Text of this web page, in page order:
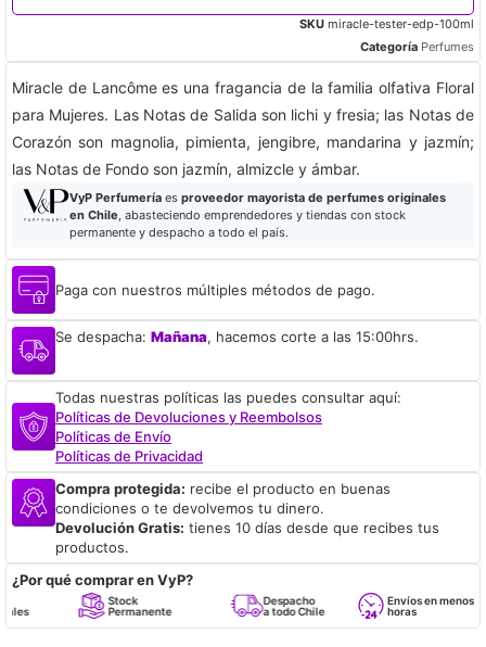
SKU miracle-tester-edp-100ml
Categoría Perfumes
Miracle de Lancôme es una fragancia de la familia olfativa Floral
para Mujeres. Las Notas de Salida son lichi y fresia; las Notas de
Corazón son magnolia, pimienta, jengibre, mandarina y jazmín;
las Notas de Fondo son jazmín, almizcle y ámbar.
VyP Perfumeríaes proveedor mayorista de perfumes originales
en Chile, abasteciendo emprendedores y tiendas con stock
permanente y despacho a todo el país.
Paga con nuestros múltiples métodos de pago.
Se despacha: Mañana, hacemos corte a las 15:00hrs.
Todas nuestras políticas las puedes consultar aquí:
Políticas de Devoluciones y Reembolsos
Políticas de Envío
Políticas de Privacidad
Compra protegida: recibe el producto en buenas
condiciones o te devolvemos tu dinero.
Devolución Gratis: tienes 10 días desde que recibes tus
productos.
¿Por qué comprar en VyP?
Stock
Permanente
Despacho
a todo Chile
Envíos en menos de 24
horas